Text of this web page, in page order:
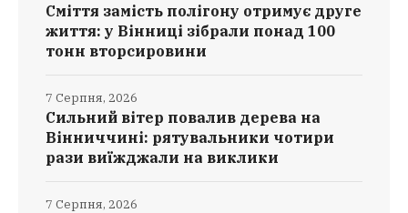
Сміття замість полігону отримує друге
життя: у Вінниці зібрали понад 100
тонн вторсировини
Сильний вітер повалив дерева на
Вінниччині: рятувальники чотири
рази виїжджали на виклики
7 Серпня, 2026
7 Серпня, 2026